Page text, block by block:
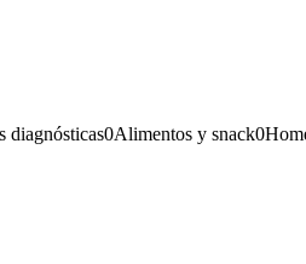
diagnósticas0Alimentos y snack0